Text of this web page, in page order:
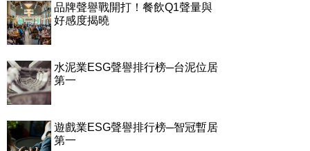
品牌聲譽戰開打！餐飲Q1聲量與
好感度揭曉
水泥業ESG聲譽排行榜─台泥位居
第一
遊戲業ESG聲譽排行榜─智冠暫居
第一